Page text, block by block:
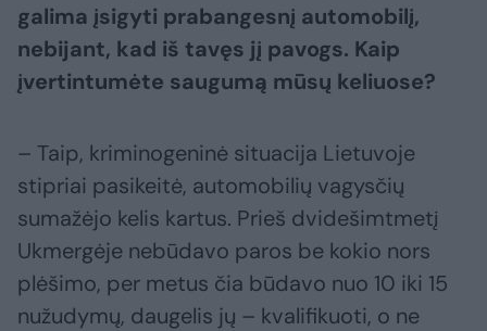
galima įsigyti prabangesnį automobilį,
nebijant, kad iš tavęs jį pavogs. Kaip
įvertintumėte saugumą mūsų keliuose?
– Taip, kriminogeninė situacija Lietuvoje
stipriai pasikeitė, automobilių vagysčių
sumažėjo kelis kartus. Prieš dvidešimtmetį
Ukmergėje nebūdavo paros be kokio nors
plėšimo, per metus čia būdavo nuo 10 iki 15
nužudymų, daugelis jų – kvalifikuoti, o ne